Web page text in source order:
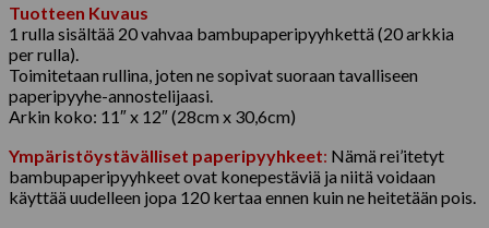
Tuotteen Kuvaus
1 rulla sisältää 20 vahvaa bambupaperipyyhkettä (20 arkkia
per rulla).
Toimitetaan rullina, joten ne sopivat suoraan tavalliseen
paperipyyhe-annostelijaasi.
Arkin koko: 11″ x 12″ (28cm x 30,6cm)
Ympäristöystävälliset paperipyyhkeet: Nämä rei’itetyt
bambupaperipyyhkeet ovat konepestäviä ja niitä voidaan
käyttää uudelleen jopa 120 kertaa ennen kuin ne heitetään pois.